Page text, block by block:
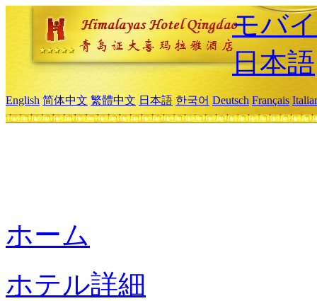
モバ
日本語
English 简体中文 繁體中文 日本語 한국어 Deutsch Français
ホーム
ホテル詳細